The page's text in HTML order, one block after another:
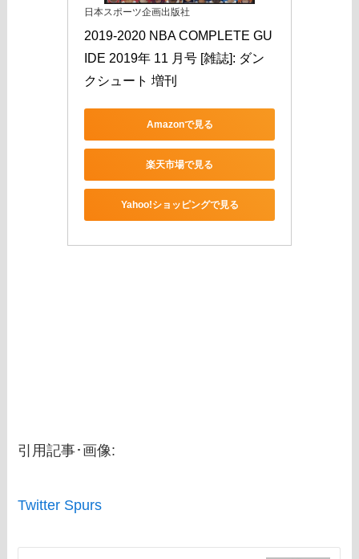
日本スポーツ企画出版社
2019-2020 NBA COMPLETE GU
IDE 2019年 11 月号 [雑誌]: ダン
クシュート 増刊
Amazonで見る
楽天市場で見る
Yahoo!ショッピングで見る
引用記事･画像:
Twitter Spurs